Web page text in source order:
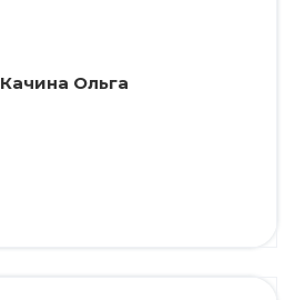
Качина Ольга